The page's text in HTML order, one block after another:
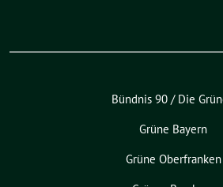
Bündnis 90 / Die
Grüne Bayern
Grüne Oberfranken